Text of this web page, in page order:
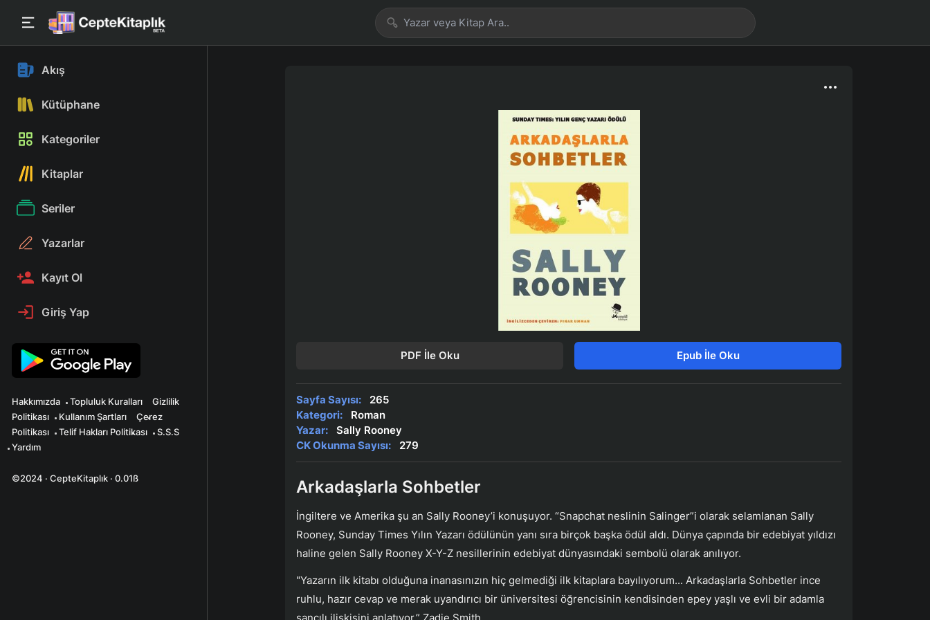
Akış
Kütüphane
Kategoriler
Kitaplar
Seriler
Yazarlar
Kayıt Ol
Giriş Yap
Hakkımızda Topluluk Kuralları
Gizlilik
Politikası
Kullanım Şartları
Çerez
Politikası
Telif Hakları Politikası
S.S.S
Yardım
©2024 · CepteKitaplık · 0.01ß
PDF İle Oku Epub İle Oku
Sayfa Sayısı:
265
Kategori:
Roman
Yazar:
Sally Rooney
CK Okunma Sayısı:
279
Arkadaşlarla Sohbetler
İngiltere ve Amerika şu an Sally Rooney’i konuşuyor. “Snapchat neslinin Salinger”i olarak selamlanan Sally
Rooney, Sunday Times Yılın Yazarı ödülünün yanı sıra birçok başka ödül aldı. Dünya çapında bir edebiyat yıldızı
haline gelen Sally Rooney X-Y-Z nesillerinin edebiyat dünyasındaki sembolü olarak anılıyor.
"Yazarın ilk kitabı olduğuna inanasınızın hiç gelmediği ilk kitaplara bayılıyorum... Arkadaşlarla Sohbetler ince
ruhlu, hazır cevap ve merak uyandırıcı bir üniversitesi öğrencisinin kendisinden epey yaşlı ve evli bir adamla